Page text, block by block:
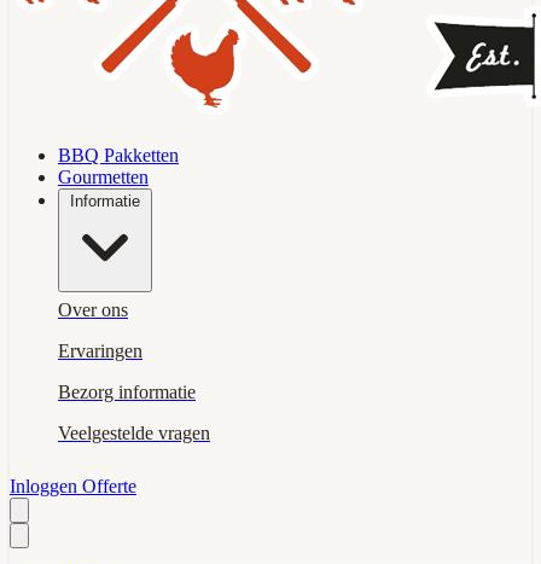
BBQ Pakketten
Gourmetten
Informatie
Over ons
Ervaringen
Bezorg informatie
Veelgestelde vragen
Inloggen Offerte